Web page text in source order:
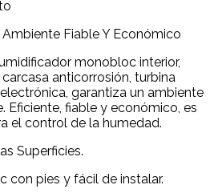
Fiable Y Económico
monobloc interior,
anticorrosión, turbina
garantiza un ambiente
Eficiente, fiable y económico, es
el control de la humedad.
Superficies.
con pies y fácil de instalar.